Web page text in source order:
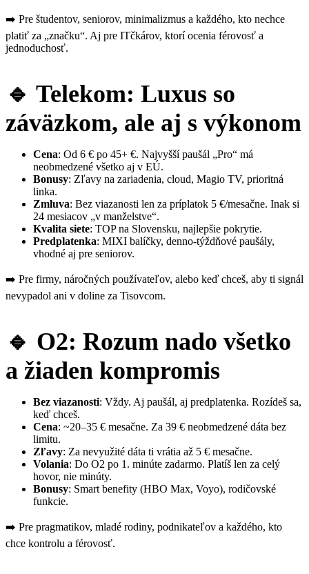
➡️ Pre študentov, seniorov, minimalizmus a každého, kto nechce
platiť za „značku“. Aj pre ITčkárov, ktorí ocenia férovosť a
jednoduchosť.
🔹 Telekom: Luxus so
záväzkom, ale aj s výkonom
Cena: Od 6 € po 45+ €. Najvyšší paušál „Pro“ má
neobmedzené všetko aj v EÚ.
Bonusy: Zľavy na zariadenia, cloud, Magio TV, prioritná
linka.
Zmluva: Bez viazanosti len za príplatok 5 €/mesačne. Inak si
24 mesiacov „v manželstve“.
Kvalita siete: TOP na Slovensku, najlepšie pokrytie.
Predplatenka: MIXI balíčky, denno-týždňové paušály,
vhodné aj pre seniorov.
➡️ Pre firmy, náročných používateľov, alebo keď chceš, aby ti signál
nevypadol ani v doline za Tisovcom.
🔹 O2: Rozum nado všetko
a žiaden kompromis
Bez viazanosti: Vždy. Aj paušál, aj predplatenka. Rozídeš sa,
keď chceš.
Cena: ~20–35 € mesačne. Za 39 € neobmedzené dáta bez
limitu.
Zľavy: Za nevyužité dáta ti vrátia až 5 € mesačne.
Volania: Do O2 po 1. minúte zadarmo. Platíš len za celý
hovor, nie minúty.
Bonusy: Smart benefity (HBO Max, Voyo), rodičovské
funkcie.
➡️ Pre pragmatikov, mladé rodiny, podnikateľov a každého, kto
chce kontrolu a férovosť.